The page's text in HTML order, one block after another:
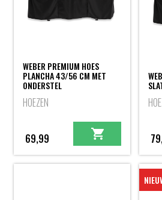
WEBER PREMIUM HOES
PLANCHA 43/56 CM MET
ONDERSTEL
HOEZEN
69,99